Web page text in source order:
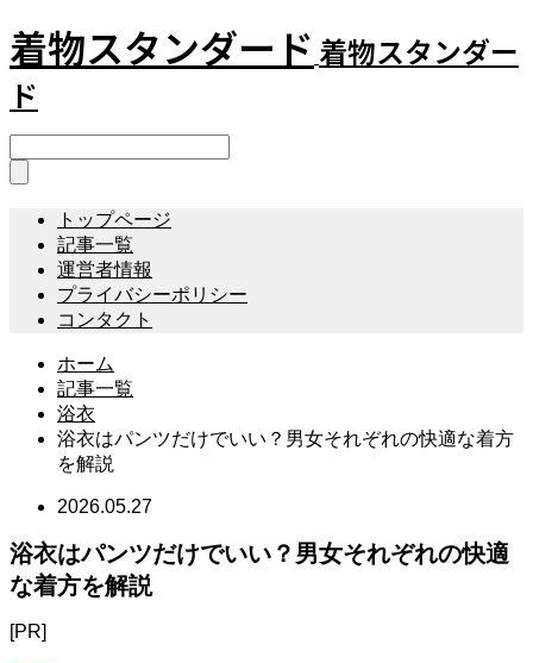
着物スタンダード 着物スタンダー
ド
トップページ
記事一覧
運営者情報
プライバシーポリシー
コンタクト
ホーム
記事一覧
浴衣
浴衣はパンツだけでいい？男女それぞれの快適な着方
を解説
2026.05.27
浴衣はパンツだけでいい？男女それぞれの快適
な着方を解説
[PR]